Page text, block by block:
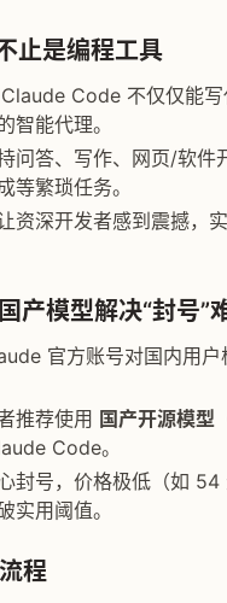
止是编程工具
Code 不仅仅能写
智能代理。
问答、写作、网页/软件
等繁琐任务。
资深开发者感到震撼，
产模型解决“封号”
官方账号对国内用
推荐使用 国产开源模型
Code。
封号，价格极低（如 54
实用阈值。
程